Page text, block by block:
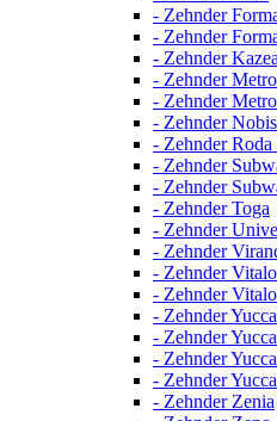
- Zehnder
- Zehnder
- Zehnder
- Zehnder
- Zehnder
- Zehnder Nobis
- Zehnder
- Zehnder
- Zehnder
- Zehnder Toga
- Zehnder
- Zehnder
- Zehnder
- Zehnder
- Zehnder Yucca
- Zehnder
- Zehnder
- Zehnder
- Zehnder Zenia